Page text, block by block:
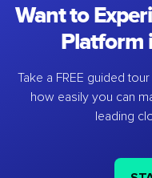
Want to
Platform
Take a FREE guided
how easily you can
leading